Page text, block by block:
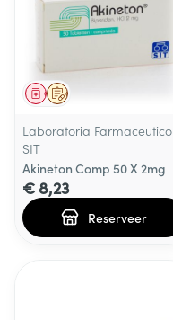
Op voorschrift
Geneesmiddel
Laboratoria Farmaceutico
SIT
Akineton Comp 50 X 2mg
€ 8,23
Reserveer